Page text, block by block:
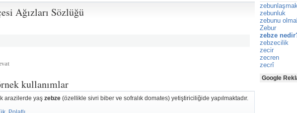
Ağızları Sözlüğü
kullanımlar
arazilerde yaş zebze (özellikle sivri biber ve sofralık domates) yetiştiriciliğide yapılmaktadır.
zebunluk
zebunu
Zebur
zebze
zebzecilik
zecir
zecren
zecrî
Google